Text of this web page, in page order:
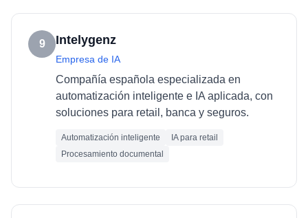
9 Intelygenz
Empresa de IA
Compañía española especializada en
automatización inteligente e IA aplicada, con
soluciones para retail, banca y seguros.
Automatización inteligente
IA para retail
Procesamiento documental